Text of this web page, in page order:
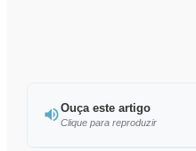
Ouça este artigo
Clique para reproduzir